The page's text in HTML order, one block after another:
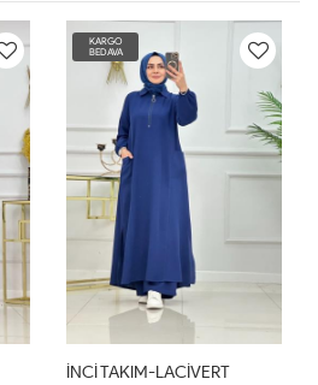
KARGO
BEDAVA
İNCİ TAKIM-LACİVERT